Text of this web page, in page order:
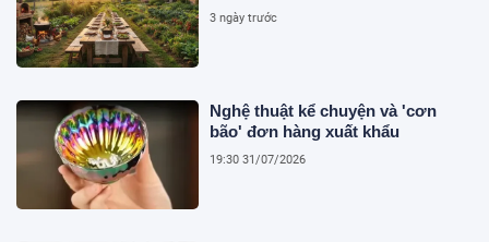
3 ngày trước
Nghệ thuật kể chuyện và 'cơn
bão' đơn hàng xuất khẩu
19:30 31/07/2026